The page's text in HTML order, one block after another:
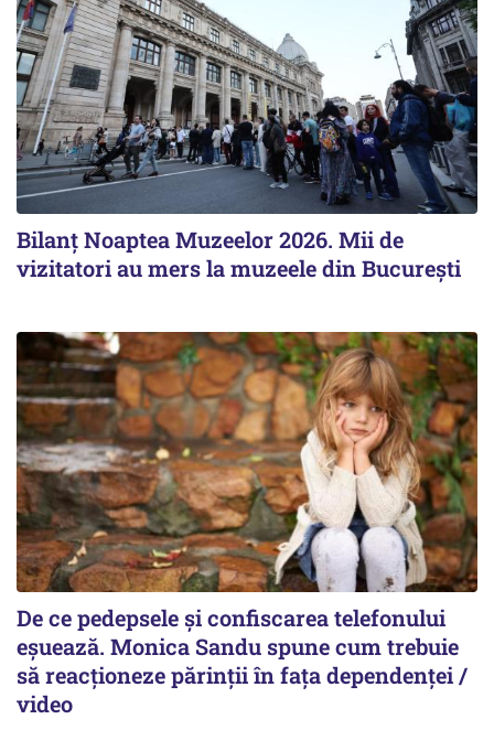
Bilanţ Noaptea Muzeelor 2026. Mii de
vizitatori au mers la muzeele din Bucureşti
De ce pedepsele și confiscarea telefonului
eșuează. Monica Sandu spune cum trebuie
să reacționeze părinții în fața dependenței /
video